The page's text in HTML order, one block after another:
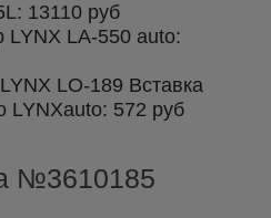
13110 руб
LA-550 auto:
LO-189 Вставка
LYNXauto: 572 руб
№3610185
несколько услуг